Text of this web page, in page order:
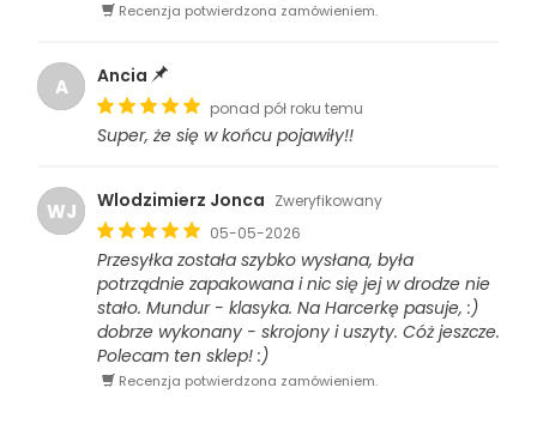
Recenzja potwierdzona zamówieniem.
A Ancia
ponad pół roku temu
Super, że się w końcu pojawiły!!
WJ Wlodzimierz Jonca Zweryfikowany
05-05-2026
Przesyłka została szybko wysłana, była
potrządnie zapakowana i nic się jej w drodze nie
stało. Mundur - klasyka. Na Harcerkę pasuje, :)
dobrze wykonany - skrojony i uszyty. Cóż jeszcze.
Polecam ten sklep! :)
Recenzja potwierdzona zamówieniem.